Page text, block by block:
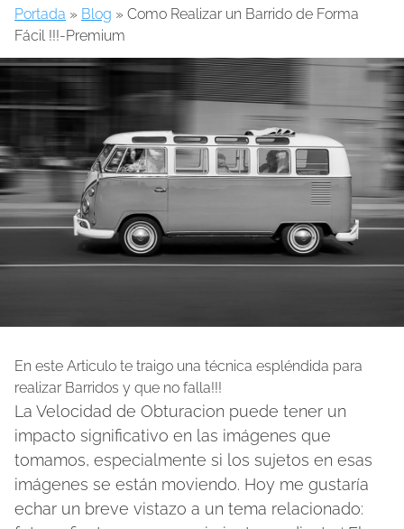
Portada » Blog » Como Realizar un Barrido de Forma
Fácil !!!-Premium
En este Articulo te traigo una técnica espléndida para
realizar Barridos y que no falla!!!
La Velocidad de Obturacion puede tener un
impacto significativo en las imágenes que
tomamos, especialmente si los sujetos en esas
imágenes se están moviendo. Hoy me gustaría
echar un breve vistazo a un tema relacionado: